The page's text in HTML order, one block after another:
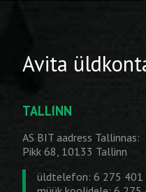
Avita
TALLINN
AS BIT aadress Tallinnas:
Pikk 68, 10133 Tallinn
üldtelefon: 6 275 401